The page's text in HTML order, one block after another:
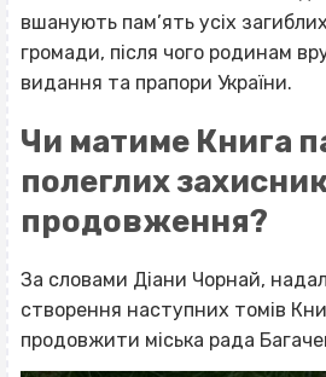
вшанують пам’ять усіх
громади, після чого родинам
видання та прапори України.
Чи матиме Книга
полеглих
продовження?
За словами Діани Чорнай, надалі
створення наступних томів
продовжити міська рада